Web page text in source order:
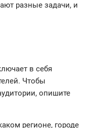
разные задачи, и
в себя
Чтобы
опишите
регионе, городе